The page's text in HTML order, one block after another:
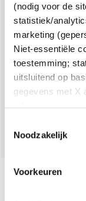
(nodig voor de
statistiek/
marketing
Niet-essentiële
toestemming;
uitsluitend op
gegevens met X
en de
Noodzakelijk
Voorkeuren
Over DA
Klantenservice
Assortiment
Online